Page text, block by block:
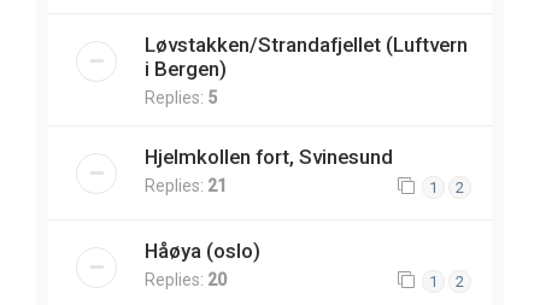
Løvstakken/Strandafjellet (Luftvern
i Bergen)
Replies: 5
Hjelmkollen fort, Svinesund
Replies: 21 1 2
Håøya (oslo)
Replies: 20 1 2